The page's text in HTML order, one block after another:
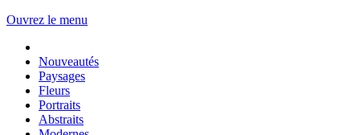
Ouvrez le menu
Nouveautés
Paysages
Fleurs
Portraits
Abstraits